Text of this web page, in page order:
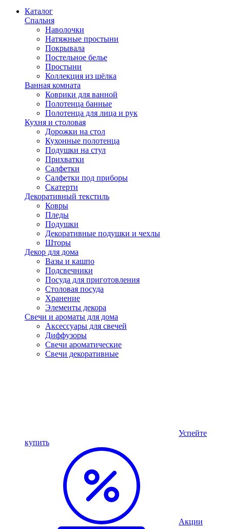
Каталог
Спальня
Наволочки
Натяжные простыни
Покрывала
Постельное белье
Простыни
Коллекция из шёлка
Ванная комната
Коврики для ванной
Полотенца банные
Полотенца для лица и рук
Кухня и столовая
Дорожки на стол
Кухонные полотенца
Подушки на стул
Прихватки
Салфетки
Салфетки под приборы
Скатерти
Декоративный текстиль
Ковры
Пледы
Подушки
Декоративные подушки и чехлы
Шторы
Декор для дома
Вазы и кашпо
Подсвечники
Посуда для приготовления
Столовая посуда
Хранение
Элементы декора
Свечи и ароматы для дома
Аксессуары для свечей
Диффузоры
Свечи ароматические
Свечи декоративные
Успейте
купить
Акции